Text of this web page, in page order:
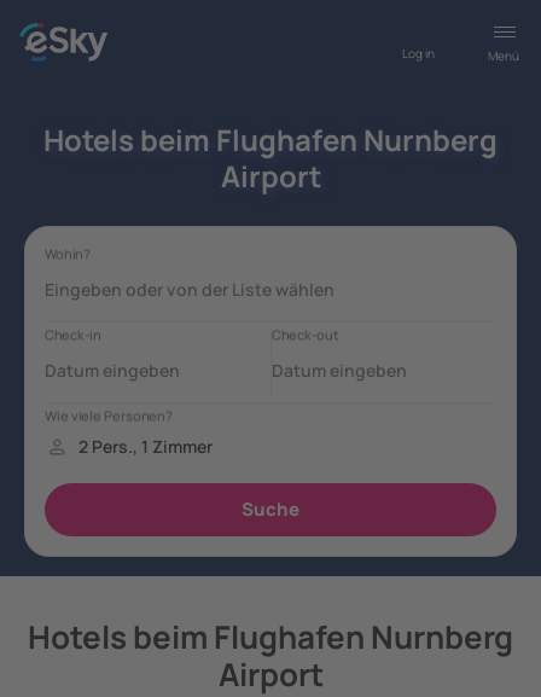
Menü
Log in
Hotels beim Flughafen Nurnberg
Airport
Hotels beim Flughafen Nurnberg
Airport